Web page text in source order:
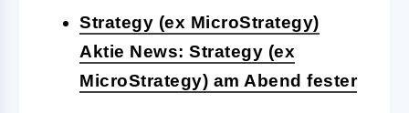
Strategy (ex MicroStrategy)
Aktie News: Strategy (ex
MicroStrategy) am Abend fester